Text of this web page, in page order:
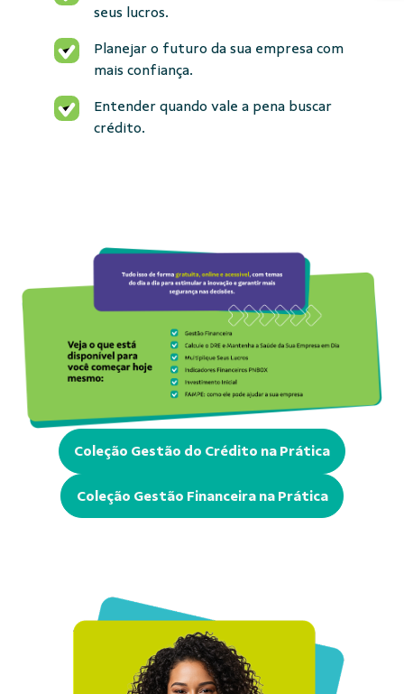
seus lucros.
Planejar o futuro da sua empresa com
mais confiança.
Entender quando vale a pena buscar
crédito.
Coleção Gestão do Crédito na Prática
Coleção Gestão Financeira na Prática